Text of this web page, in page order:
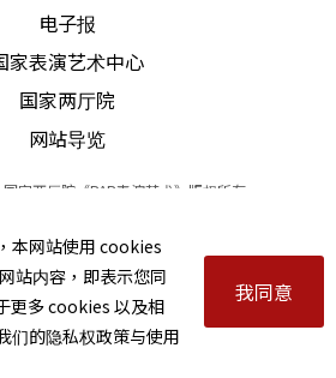
电子报
家表演艺术中心
国家两厅院
网站导览
家两厅院《PAR表演艺术》版权所有
arts redefined. All Rights Reserved
Tax Id number 00973926
讯，如有异动应以主办单位公告为准。
｜隐私权声明｜著作权声明
本网站使用 cookies
站内容，即表示您同
更多 cookies 以及相
们的隐私权政策与使用
我同意